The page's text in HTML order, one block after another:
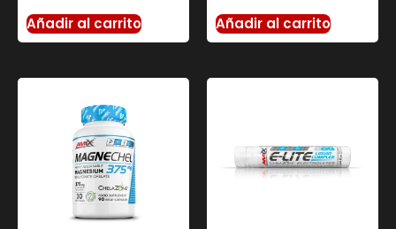
Añadir al carrito Añadir al carrito